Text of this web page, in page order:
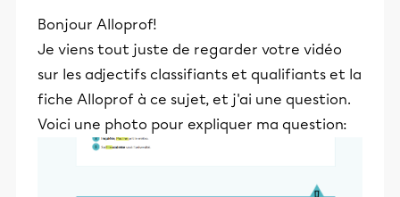
Bonjour Alloprof!
Je viens tout juste de regarder votre vidéo
sur les adjectifs classifiants et qualifiants et la
fiche Alloprof à ce sujet, et j'ai une question.
Voici une photo pour expliquer ma question: